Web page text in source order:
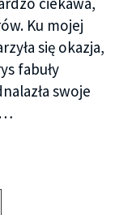
Ku mojej
się okazja,
fabuły
swoje